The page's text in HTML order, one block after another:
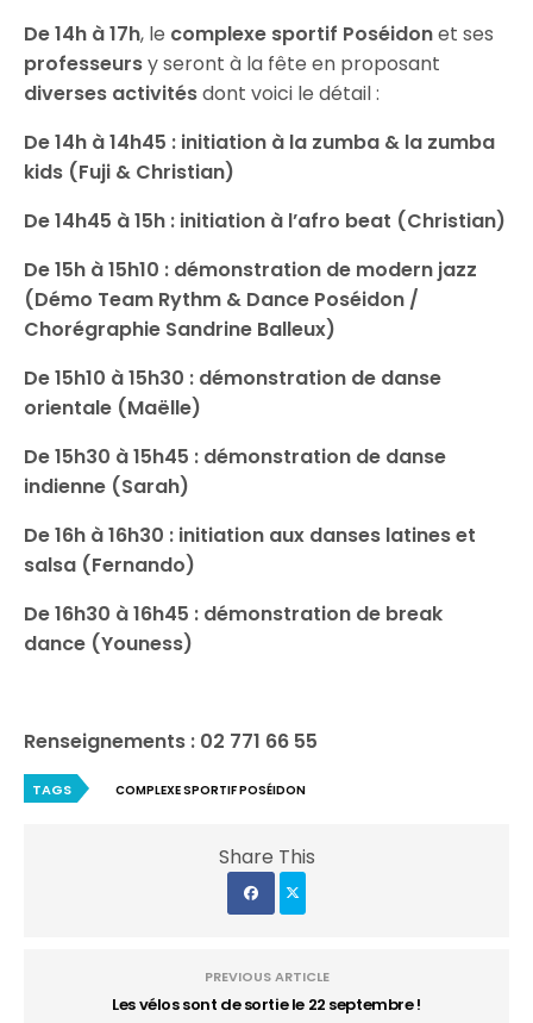
De 14h à 17h, le complexe sportif Poséidonet ses
professeursy seront à la fête en proposant
diverses activitésdont voici le détail :
De 14h à 14h45 : initiation à la zumba & la zumba
kids (Fuji & Christian)
De 14h45 à 15h : initiation à l’afro beat (Christian)
De 15h à 15h10 : démonstration de modern jazz
(Démo Team Rythm & Dance Poséidon /
Chorégraphie Sandrine Balleux)
De 15h10 à 15h30 : démonstration de danse
orientale (Maëlle)
De 15h30 à 15h45 : démonstration de danse
indienne (Sarah)
De 16h à 16h30 : initiation aux danses latines et
salsa (Fernando)
De 16h30 à 16h45 : démonstration de break
dance (Youness)
Renseignements : 02 771 66 55
TAGS COMPLEXE SPORTIF POSÉIDON
Share This
PREVIOUS ARTICLE
Les vélos sont de sortie le 22 septembre !